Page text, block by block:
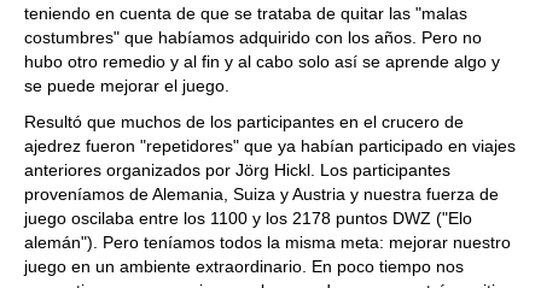
teniendo en cuenta de que se trataba de quitar las "malas
costumbres" que habíamos adquirido con los años. Pero no
hubo otro remedio y al fin y al cabo solo así se aprende algo y
se puede mejorar el juego.
Resultó que muchos de los participantes en el crucero de
ajedrez fueron "repetidores" que ya habían participado en viajes
anteriores organizados por Jörg Hickl. Los participantes
proveníamos de Alemania, Suiza y Austria y nuestra fuerza de
juego oscilaba entre los 1100 y los 2178 puntos DWZ ("Elo
alemán"). Pero teníamos todos la misma meta: mejorar nuestro
juego en un ambiente extraordinario. En poco tiempo nos